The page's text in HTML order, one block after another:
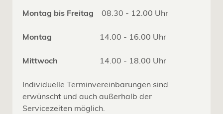
Montag bis Freitag 08.30 - 12.00 Uhr
Montag 14.00 - 16.00 Uhr
Mittwoch 14.00 - 18.00 Uhr
Individuelle Terminvereinbarungen sind
erwünscht und auch außerhalb der
Servicezeiten möglich.